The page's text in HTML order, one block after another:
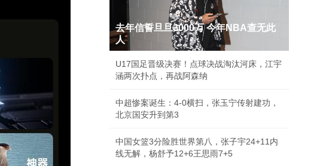
去年信誓旦旦3000万 今年NBA查无此
人
U17国足晋级决赛！点球决战淘汰河床，江宇
涵两次扑点，再战阿森纳
中超惨案诞生：4-0横扫，张玉宁传射建功，
北京国安升到第3
中国女篮3分险胜世界第八，张子宇24+11内
线无解，杨舒予12+6王思雨7+5